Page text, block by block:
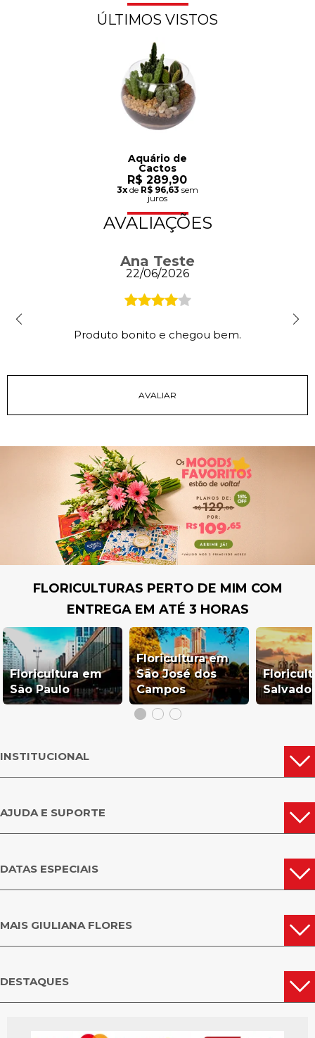
ÚLTIMOS VISTOS
Aquário de
Cactos
R$ 289,90
3xde R$ 96,63 sem
juros
AVALIAÇÕES
Ana Teste
22/06/2026
Produto bonito e chegou bem.
FLORICULTURAS PERTO DE MIM COM
ENTREGA EM ATÉ 3 HORAS
Floricultura em
São Paulo
Floricultura em
São José dos
Campos
INSTITUCIONAL
AJUDA E SUPORTE
DATAS ESPECIAIS
MAIS GIULIANA FLORES
DESTAQUES